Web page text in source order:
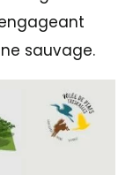
sauvage.